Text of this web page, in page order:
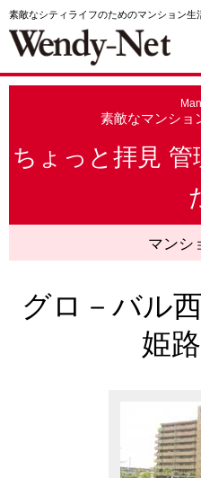
素敵なシティライフのためのマンション生
素敵なマンショ
ちょっと拝見 管
マンシ
グロ－バル
姫路